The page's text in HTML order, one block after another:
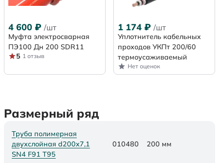
4 600 ₽ /шт
Муфта электросварная
ПЭ100 Дн 200 SDR11
5 1 отзыв
1 174 ₽ /шт
Уплотнитель кабельных
проходов УКПт 200/60
термоусаживаемый
Нет оценок
Размерный ряд
Труба полимерная
двухслойная d200х7,1
SN4 F91 Т95
010480 200 мм